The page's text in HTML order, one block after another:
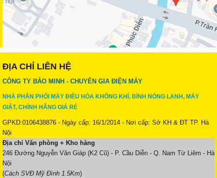
ĐỊA CHỈ LIÊN HỆ
CÔNG TY BẢO MINH - CHUYÊN GIA ĐIỆN MÁY
NHÀ PHÂN PHỐI MÁY ĐIỀU HÒA KHÔNG KHÍ, BÌNH NÓNG LẠNH, MÁY
GIẶT, CHÍNH HÃNG GIÁ RẺ
GPKD:0106438876 - Ngày cấp: 16/1/2014 - Nơi cấp: Sở KH & ĐT TP. Hà
Nội
Địa chỉ Văn phòng + Kho hàng
246 Đường Nguyễn Văn Giáp (K2 Cũ) - P. Cầu Diễn - Q. Nam Từ Liêm - Hà
Nội
(Cách SVĐ Mỹ Đình 1.5Km)